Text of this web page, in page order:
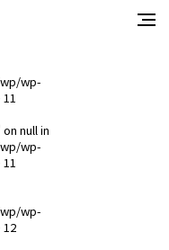
wp-
11
null in
wp-
11
wp-
12